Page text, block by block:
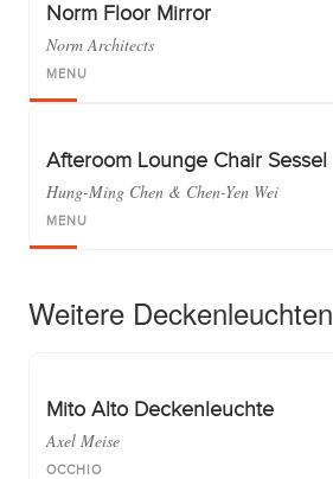
Norm Floor Mirror
Norm Architects
MENU
Afteroom Lounge Chair Sessel
Hung-Ming Chen & Chen-Yen Wei
MENU
Weitere Deckenleuchten
Mito Alto Deckenleuchte
Axel Meise
OCCHIO